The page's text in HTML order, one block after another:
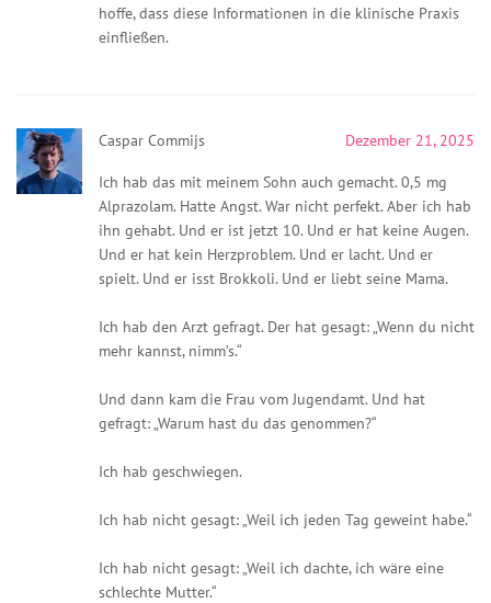
hoffe, dass diese Informationen in die klinische Praxis
einfließen.
Caspar Commijs Dezember 21, 2025
Ich hab das mit meinem Sohn auch gemacht. 0,5 mg
Alprazolam. Hatte Angst. War nicht perfekt. Aber ich hab
ihn gehabt. Und er ist jetzt 10. Und er hat keine Augen.
Und er hat kein Herzproblem. Und er lacht. Und er
spielt. Und er isst Brokkoli. Und er liebt seine Mama.
Ich hab den Arzt gefragt. Der hat gesagt: „Wenn du nicht
mehr kannst, nimm’s.“
Und dann kam die Frau vom Jugendamt. Und hat
gefragt: „Warum hast du das genommen?“
Ich hab geschwiegen.
Ich hab nicht gesagt: „Weil ich jeden Tag geweint habe.“
Ich hab nicht gesagt: „Weil ich dachte, ich wäre eine
schlechte Mutter.“